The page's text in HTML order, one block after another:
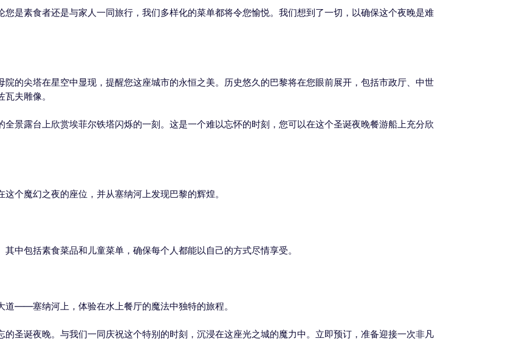
是素食者还是与家人一同旅行，我们多样化的菜单都将令您愉悦。我们想到了一切，以确保这个夜晚是难
的尖塔在星空中显现，提醒您这座城市的永恒之美。历史悠久的巴黎将在您眼前展开，包括市政厅、中世
夫雕像。
景露台上欣赏埃菲尔铁塔闪烁的一刻。这是一个难以忘怀的时刻，您可以在这个圣诞夜晚餐游船上充分欣
个魔幻之夜的座位，并从塞纳河上发现巴黎的辉煌。
中包括素食菜品和儿童菜单，确保每个人都能以自己的方式尽情享受。
——塞纳河上，体验在水上餐厅的魔法中独特的旅程。
圣诞夜晚。与我们一同庆祝这个特别的时刻，沉浸在这座光之城的魔力中。立即预订，准备迎接一次非凡